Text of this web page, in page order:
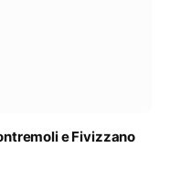
e Fivizzano